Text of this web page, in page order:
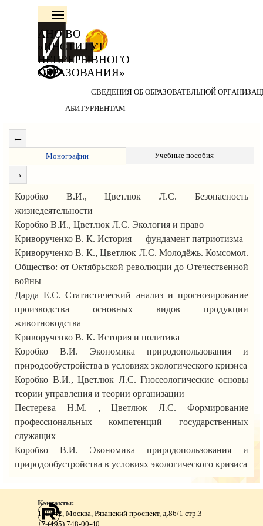
Перейти к контенту
Пропустить меню
АНО ВО
«ИНСТИТУТ
НЕПРЕРЫВНОГО
ОБРАЗОВАНИЯ»
СВЕДЕНИЯ ОБ ОБРАЗОВАТЕЛЬНОЙ
АБИТУРИЕНТАМ
Монографии Учебные пособия
Коробко В.И., Цветлюк Л.С. Безопасность
жизнедеятельности
Коробко В.И., Цветлюк Л.С. Экология и право
Криворученко В. К. История — фундамент патриотизма
Криворученко В. К., Цветлюк Л.С. Молодёжь. Комсомол.
Общество: от Октябрьской революции до Отечественной
войны
Дарда Е.С. Статистический анализ и прогнозирование
производства основных видов продукции
животноводства
Криворученко В. К. История и политика
Коробко В.И. Экономика природопользования и
природообустройства в условиях экологического кризиса
Коробко В.И., Цветлюк Л.С. Гносеологические основы
теории управления и теории организации
Пестерева Н.М. , Цветлюк Л.С. Формирование
профессиональных компетенций государственных
служащих
Коробко В.И. Экономика природопользования и
природообустройства в условиях экологического кризиса
Контакты:
109542, Москва, Рязанский проспект, д.86/1 стр.3
+7 (495) 748-00-40